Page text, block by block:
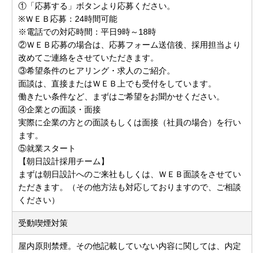
①「応募する」ボタンより応募ください。
※ＷＥＢ応募：24時間可能
※電話での対応時間：平日9時～18時
②ＷＥＢ応募の場合は、応募フォーム送信後、採用担当より
改めてご連絡をさせていただきます。
③希望条件のヒアリング・求人のご紹介。
面談は、直接またはＷＥＢ上でも受付をしています。
働きたい条件など、まずはご希望をお聞かせください。
④企業との面談・面接
実際に企業の方との面談もしくは面接（社員の場合）を行い
ます。
⑤就業スタート
【朝日設計採用チーム】
まずは朝日設計へのご来社もしくは、ＷＥＢ面談をさせてい
ただきます。（その他方法も対応しておりますので、ご相談
ください）
受動喫煙対策
屋内原則禁煙。その他記載していない内容に関しては、内定